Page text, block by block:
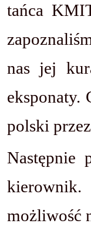
tańca
nas jej
eksponaty.
polski
Następnie
możliwość